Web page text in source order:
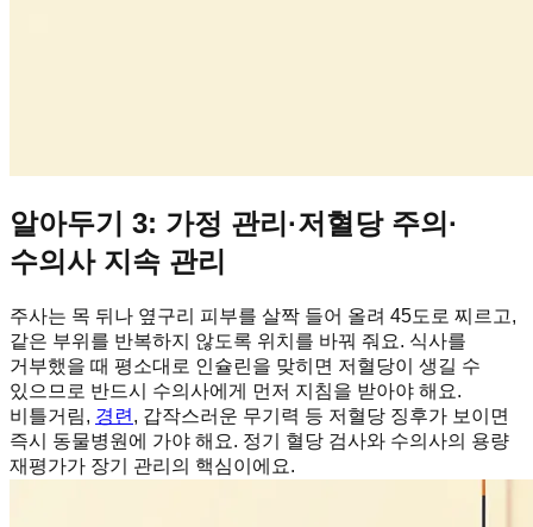
알아두기 3: 가정 관리·저혈당 주의·
수의사 지속 관리
주사는 목 뒤나 옆구리 피부를 살짝 들어 올려 45도로 찌르고,
같은 부위를 반복하지 않도록 위치를 바꿔 줘요. 식사를
거부했을 때 평소대로 인슐린을 맞히면 저혈당이 생길 수
있으므로 반드시 수의사에게 먼저 지침을 받아야 해요.
비틀거림, 경련 , 갑작스러운 무기력 등 저혈당 징후가 보이면
즉시 동물병원에 가야 해요. 정기 혈당 검사와 수의사의 용량
재평가가 장기 관리의 핵심이에요.